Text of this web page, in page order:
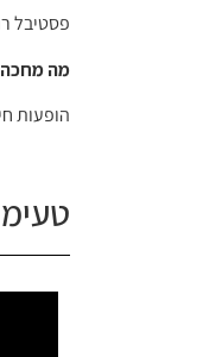
פסטיבל
מה
הופעות